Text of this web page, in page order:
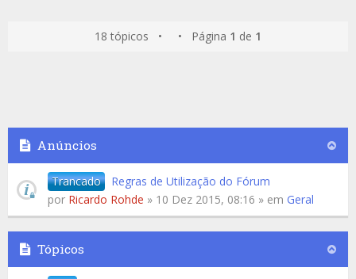
18 tópicos • • Página 1 de 1
Anúncios
Trancado
Regras de Utilização do Fórum
por Ricardo Rohde » 10 Dez 2015, 08:16 » em Geral
Tópicos